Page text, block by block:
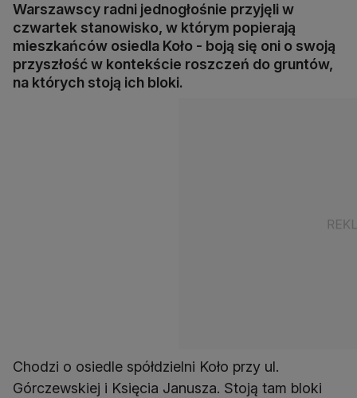
Warszawscy radni jednogłośnie przyjęli w
czwartek stanowisko, w którym popierają
mieszkańców osiedla Koło - boją się oni o swoją
przyszłość w kontekście roszczeń do gruntów,
na których stoją ich bloki.
Chodzi o osiedle spółdzielni Koło przy ul.
Górczewskiej i Księcia Janusza. Stoją tam bloki